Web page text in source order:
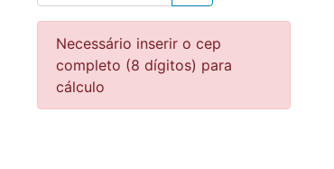
Necessário inserir o cep
completo (8 dígitos) para
cálculo